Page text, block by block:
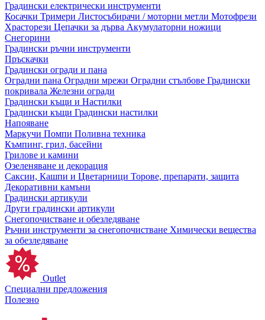
Градински електрически инструменти
Косачки Тримери Листосъбирачи / моторни метли Мотофрези
Храсторези Цепачки за дърва Акумулаторни ножици
Снегорини
Градински ръчни инструменти
Пръскачки
Градински огради и пана
Оградни пана Оградни мрежи Оградни стълбове Градински
покривала Железни огради
Градински къщи и Настилки
Градински къщи Градински настилки
Напояване
Маркучи Помпи Поливна техника
Къмпинг, грил, басейни
Грилове и камини
Озеленяване и декорация
Саксии, Кашпи и Цветарници Торове, препарати, защита
Декоративни камъни
Градински артикули
Други градински артикули
Снегопочистване и обезледяване
Ръчни инструменти за снегопочистване Химически вещества
за обезледяване
Outlet
Специални предложения
Полезно